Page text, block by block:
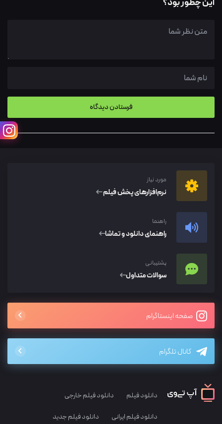
مورد نیاز
نرم‌افزار‌های پخش فیلم
راهنما
راهنمای دانلود و تماشا
پشتیبانی
سوالات متداول
صفحه اینستاگرام
کانال تلگرام
دانلود فیلم دانلود فیلم خارجی
دانلود فیلم ایرانی دانلود فیلم جدید